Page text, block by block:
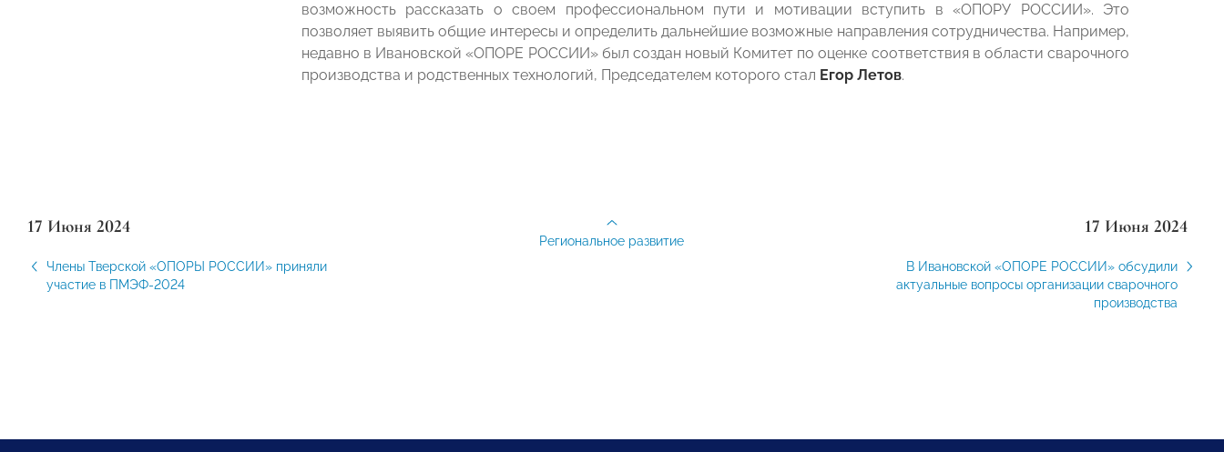
возможность рассказать о своем профессиональном пути и мотивации вступить в «ОПОРУ РОССИИ». Это
позволяет выявить общие интересы и определить дальнейшие возможные направления сотрудничества. Например,
недавно в Ивановской «ОПОРЕ РОССИИ» был создан новый Комитет по оценке соответствия в области сварочного
производства и родственных технологий, Председателем которого стал Егор Летов.
17 Июня 2024
Члены Тверской «ОПОРЫ РОССИИ» приняли
участие в ПМЭФ-2024
17 Июня 2024
В Ивановской «ОПОРЕ РОССИИ» обсудили
актуальные вопросы организации сварочного
производства
Региональное развитие